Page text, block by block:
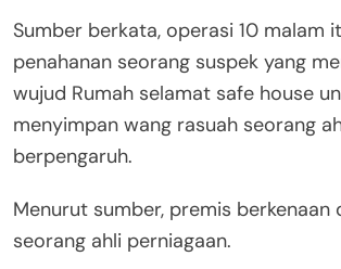
Sumber berkata, operasi 10 malam
penahanan seorang suspek yang
wujud Rumah selamat safe house
menyimpan wang rasuah seorang
berpengaruh.
Menurut sumber, premis berkenaan
seorang ahli perniagaan.